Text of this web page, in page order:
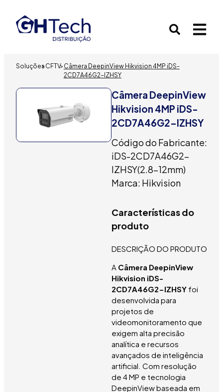
Soluções
> CFTV> Câmera DeepinView Hikvision 4MP iDS-
2CD7A46G2-IZHSY
Câmera DeepinView
Hikvision 4MP iDS-
2CD7A46G2-IZHSY
Código do Fabricante:
iDS-2CD7A46G2-
IZHSY(2.8-12mm)
Marca: Hikvision
Características do
produto
DESCRIÇÃO DO PRODUTO
A Câmera DeepinView
Hikvision iDS-
2CD7A46G2-IZHSY foi
desenvolvida para
projetos de
videomonitoramento que
exigem alta precisão
analítica e recursos
avançados de inteligência
artificial. Com resolução
de 4 MP e tecnologia
DeepinView baseada em